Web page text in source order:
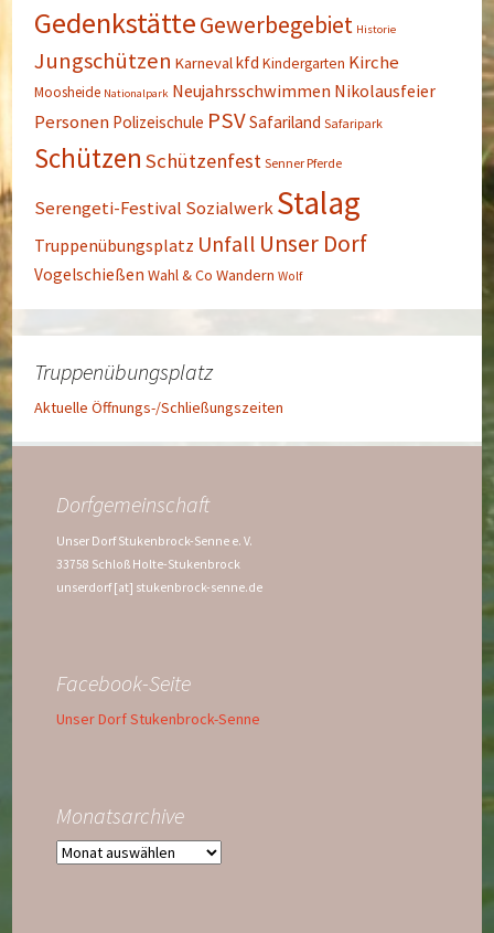
GedenkstätteGewerbegebiet Historie
Jungschützen Karnevalkfd Kindergarten Kirche
Moosheide Nationalpark Neujahrsschwimmen Nikolausfeier
Personen Polizeischule PSVSafariland Safaripark
Schützen Schützenfest Senner Pferde
Serengeti-Festival SozialwerkStalag
Truppenübungsplatz Unfall Unser Dorf
Vogelschießen Wahl & Co Wandern Wolf
Truppenübungsplatz
Aktuelle Öffnungs-/Schließungszeiten
Dorfgemeinschaft
Unser Dorf Stukenbrock-Senne e. V.
33758 Schloß Holte-Stukenbrock
unserdorf [at] stukenbrock-senne.de
Facebook-Seite
Unser Dorf Stukenbrock-Senne
Monatsarchive
Monatsarchive